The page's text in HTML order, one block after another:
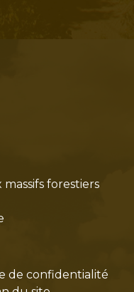
forestiers
de confidentialité